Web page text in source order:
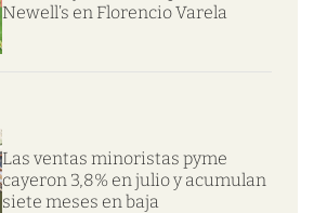
Newell’s en Florencio Varela
Las ventas minoristas pyme
cayeron 3,8% en julio y acumulan
siete meses en baja